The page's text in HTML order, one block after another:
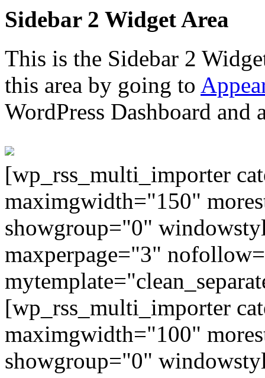
Sidebar 2 Widget Area
This is the Sidebar 2
this area by going to
WordPress Dashboard
[wp_rss_multi_importer
maximgwidth="150"
showgroup="0"
maxperpage="3"
[wp_rss_multi_importer
maximgwidth="100"
showgroup="0"